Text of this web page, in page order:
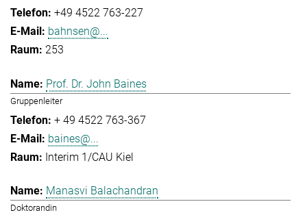
+49 4522 763-227
bahnsen@...
253
Prof. Dr. John Baines
Gruppenleiter
+ 49 4522 763-367
baines@...
Interim 1/CAU Kiel
Manasvi Balachandran
Doktorandin